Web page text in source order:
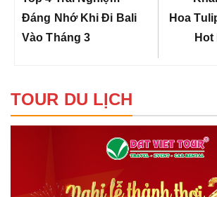
viết
Post:
Đáng Nhớ Khi Đi Bali
Vào Tháng 3
Hoa
Hot
TOUR DU LỊCH